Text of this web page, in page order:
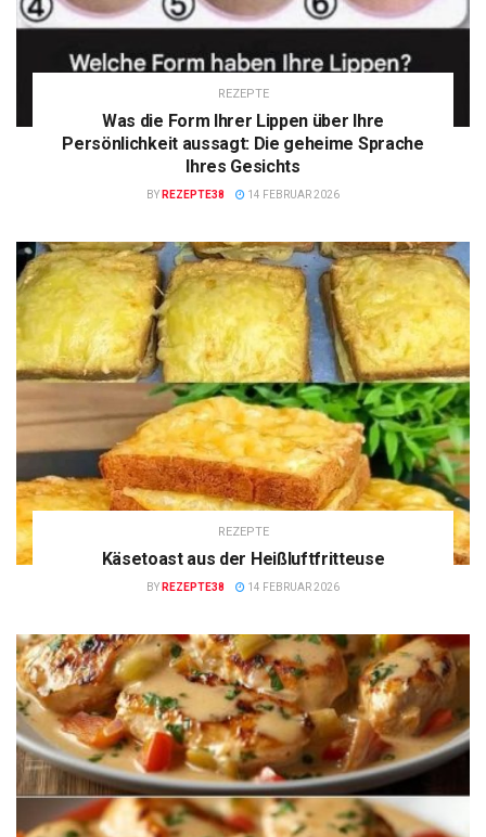
REZEPTE
Was die Form Ihrer Lippen über Ihre
Persönlichkeit aussagt: Die geheime Sprache
Ihres Gesichts
BY REZEPTE38 14 FEBRUAR 2026
REZEPTE
Käsetoast aus der Heißluftfritteuse
BY REZEPTE38 14 FEBRUAR 2026